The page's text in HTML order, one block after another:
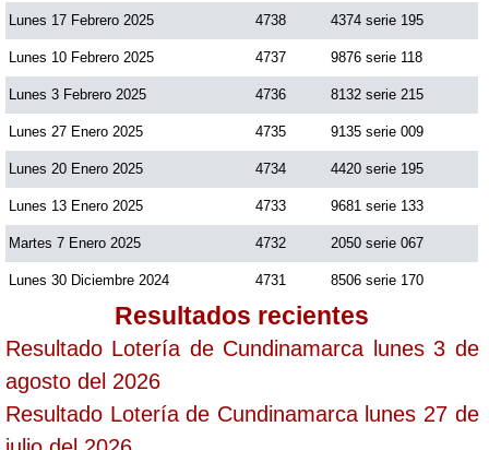
Lunes 17 Febrero 2025 4738 4374 serie 195
Lunes 10 Febrero 2025 4737 9876 serie 118
Lunes 3 Febrero 2025 4736 8132 serie 215
Lunes 27 Enero 2025 4735 9135 serie 009
Lunes 20 Enero 2025 4734 4420 serie 195
Lunes 13 Enero 2025 4733 9681 serie 133
Martes 7 Enero 2025 4732 2050 serie 067
Lunes 30 Diciembre 2024 4731 8506 serie 170
Resultados recientes
Resultado Lotería de Cundinamarca lunes 3 de
agosto del 2026
Resultado Lotería de Cundinamarca lunes 27 de